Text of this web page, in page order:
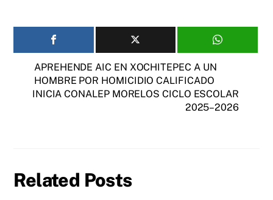
APREHENDE AIC EN XOCHITEPEC A UN
HOMBRE POR HOMICIDIO CALIFICADO
INICIA CONALEP MORELOS CICLO ESCOLAR
2025–2026
Related Posts